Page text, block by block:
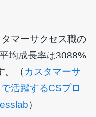
マーサクセス職の
均成長率は3088%
。（ カスタマーサ
活躍するCSプロ
）